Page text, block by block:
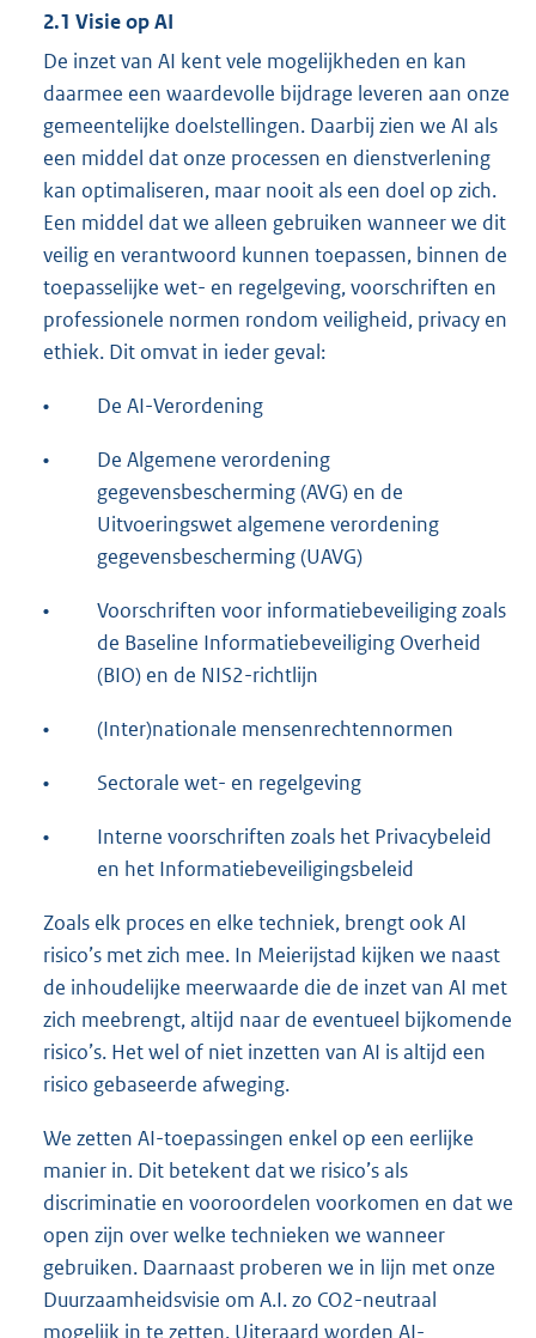
2.1 Visie op AI
De inzet van AI kent vele mogelijkheden en kan
daarmee een waardevolle bijdrage leveren aan onze
gemeentelijke doelstellingen. Daarbij zien we AI als
een middel dat onze processen en dienstverlening
kan optimaliseren, maar nooit als een doel op zich.
Een middel dat we alleen gebruiken wanneer we dit
veilig en verantwoord kunnen toepassen, binnen de
toepasselijke wet- en regelgeving, voorschriften en
professionele normen rondom veiligheid, privacy en
ethiek. Dit omvat in ieder geval:
• De AI-Verordening
•
De Algemene verordening
gegevensbescherming (AVG) en de
Uitvoeringswet algemene verordening
gegevensbescherming (UAVG)
•
Voorschriften voor informatiebeveiliging zoals
de Baseline Informatiebeveiliging Overheid
(BIO) en de NIS2-richtlijn
• (Inter)nationale mensenrechtennormen
• Sectorale wet- en regelgeving
•
Interne voorschriften zoals het Privacybeleid
en het Informatiebeveiligingsbeleid
Zoals elk proces en elke techniek, brengt ook AI
risico’s met zich mee. In Meierijstad kijken we naast
de inhoudelijke meerwaarde die de inzet van AI met
zich meebrengt, altijd naar de eventueel bijkomende
risico’s. Het wel of niet inzetten van AI is altijd een
risico gebaseerde afweging.
We zetten AI-toepassingen enkel op een eerlijke
manier in. Dit betekent dat we risico’s als
discriminatie en vooroordelen voorkomen en dat we
open zijn over welke technieken we wanneer
gebruiken. Daarnaast proberen we in lijn met onze
Duurzaamheidsvisie om A.I. zo CO2-neutraal
mogelijk in te zetten. Uiteraard worden AI-